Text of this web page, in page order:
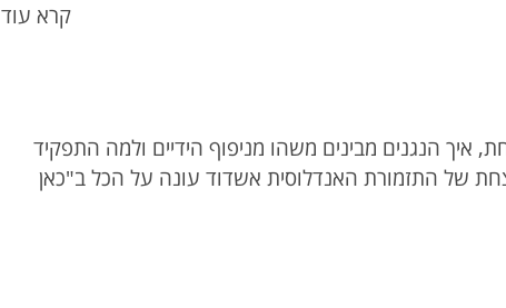
קרא עוד
איך הנגנים מבינים משהו מניפוף הידיים ולמה התפקיד
של התזמורת האנדלוסית אשדוד עונה על הכל ב"כאן